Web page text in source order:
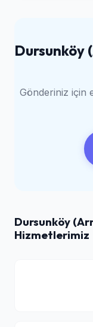
Dursunköy
Gönderiniz için
Dursunköy
Hizmetlerimiz